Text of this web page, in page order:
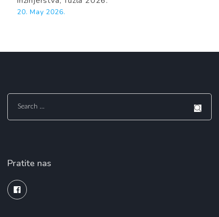
20. May 2026.
Search
for:
Pratite nas